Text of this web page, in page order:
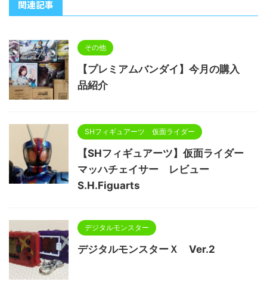
関連記事
その他
【プレミアムバンダイ】今月の購入
品紹介
SHフィギュアーツ 仮面ライダー
【SHフィギュアーツ】仮面ライダー
マッハチェイサー レビュー
S.H.Figuarts
デジタルモンスター
デジタルモンスターＸ Ver.2